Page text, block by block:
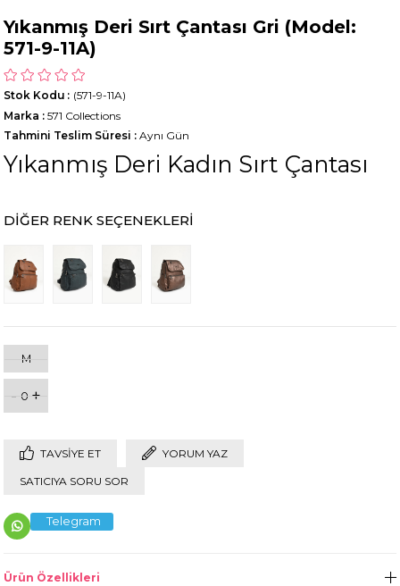
Yıkanmış Deri Sırt Çantası Gri (Model:
571-9-11A)
(571-9-11A)
Stok Kodu
Marka : 571 Collections
Tahmini Teslim Süresi : Aynı Gün
Yıkanmış Deri Kadın Sırt Çantası
DIĞER RENK SEÇENEKLERI
M
- 0 +
TAVSIYE ET YORUM YAZ
SATICIYA SORU SOR
Telegram
Ürün Özellikleri